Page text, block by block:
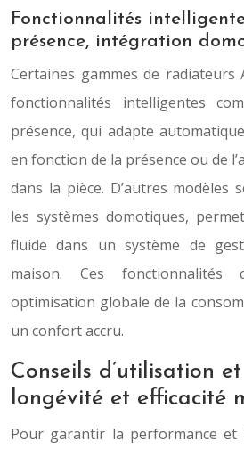
Fonctionnalités
présence, intégration
Certaines gammes de radiateurs
fonctionnalités intelligentes
présence, qui adapte
en fonction de la présence ou de
dans la pièce. D’autres modèles
les systèmes domotiques,
fluide dans un système de
maison. Ces
optimisation globale de la
un confort accru.
Conseils d’utilisation
longévité et efficacité
Pour garantir la performance et